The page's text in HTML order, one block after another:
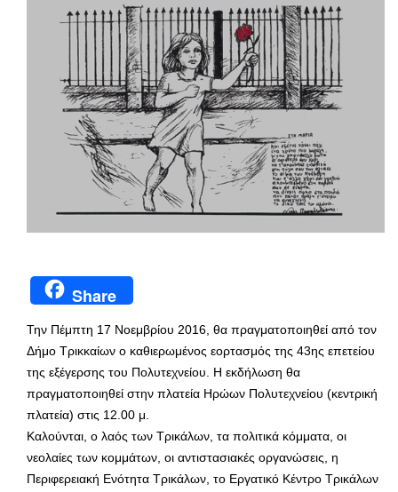
Share
Την Πέμπτη 17 Νοεμβρίου 2016, θα πραγματοποιηθεί από τον
Δήμο Τρικκαίων ο καθιερωμένος εορτασμός της 43ης επετείου
της εξέγερσης του Πολυτεχνείου. Η εκδήλωση θα
πραγματοποιηθεί στην πλατεία Ηρώων Πολυτεχνείου (κεντρική
πλατεία) στις 12.00 μ.
Καλούνται, ο λαός των Τρικάλων, τα πολιτικά κόμματα, οι
νεολαίες των κομμάτων, οι αντιστασιακές οργανώσεις, η
Περιφερειακή Ενότητα Τρικάλων, το Εργατικό Κέντρο Τρικάλων